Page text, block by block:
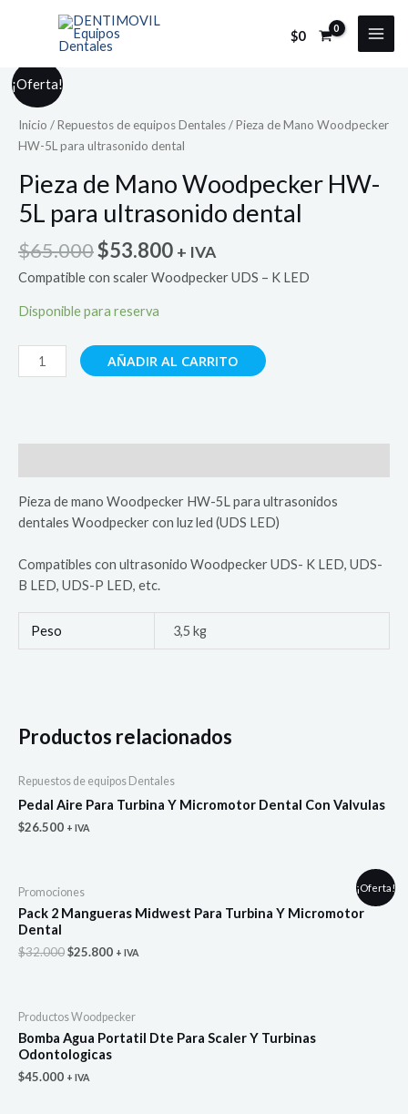
$0
¡Oferta!
Inicio /Repuestos de equipos Dentales/ Pieza de Mano Woodpecker
HW-5L para ultrasonido dental
Pieza de Mano Woodpecker HW-
5L para ultrasonido dental
$65.000El
precio
era:
$53.800El
precio
actual
+ IVA
Compatible con scaler Woodpecker UDS – K LED
Disponible para reserva
Pieza
de
para
ultrasonido
dental
AÑADIR AL CARRITO
Pieza de mano Woodpecker HW-5L para ultrasonidos
dentales Woodpecker con luz led (UDS LED)
Compatibles con ultrasonido Woodpecker UDS- K LED, UDS-
B LED, UDS-P LED, etc.
Peso 3,5 kg
Productos relacionados
Repuestos de equipos Dentales
Pedal Aire Para Turbina Y Micromotor Dental Con Valvulas
$26.500 + IVA
¡Oferta!
Promociones
Pack 2 Mangueras Midwest Para Turbina Y Micromotor
Dental
$32.000El
$32.000.
$25.800El
$25.800.
+ IVA
Productos Woodpecker
Bomba Agua Portatil Dte Para Scaler Y Turbinas
Odontologicas
$45.000 + IVA